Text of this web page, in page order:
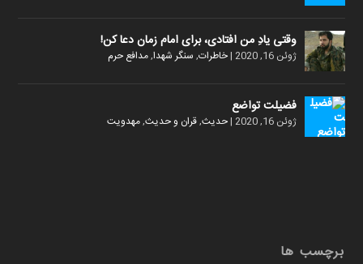
وقتی یادِ من افتادی، برای امام زمان دعا کن!
ژوئن 16, 2020 |خاطرات, سنگر شهدا,مدافع حرم
فضیلت تواضع
ژوئن 16, 2020 |حدیث,قران و حدیث,مهدویت
برچسب ها